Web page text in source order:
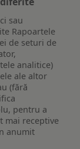
sau
Rapoartele
de seturi de
analitice)
ale altor
(fără
pentru a
mai receptive
anumit